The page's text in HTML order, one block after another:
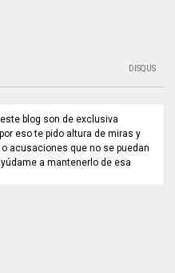
DISQUS
blog son de exclusiva
eso te pido altura de miras y
acusaciones que no se puedan
a mantenerlo de esa